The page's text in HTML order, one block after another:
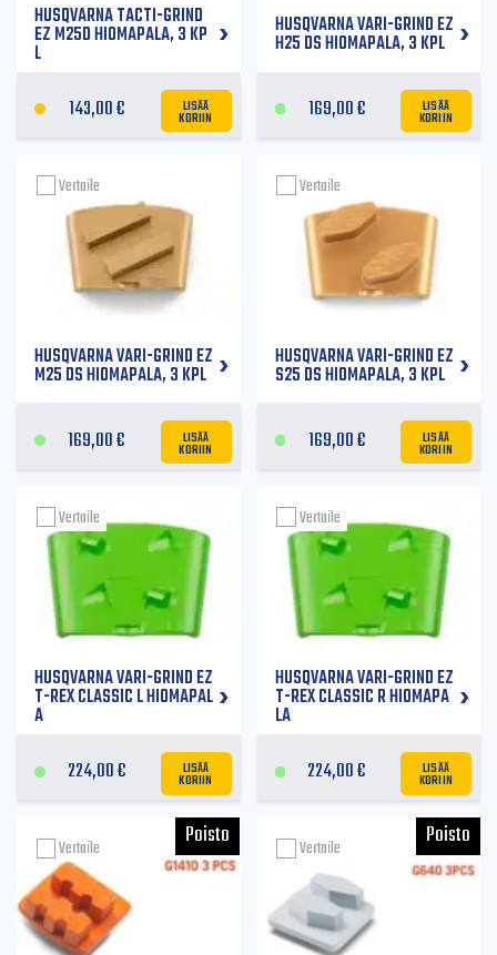
HUSQVARNA TACTI-GRIND
EZ M25D HIOMAPALA, 3 KP
L
143,00€ LISÄÄ
KORIIN
HUSQVARNA VARI-GRIND EZ
H25 DS HIOMAPALA, 3 KPL
169,00€ LISÄÄ
KORIIN
HUSQVARNA VARI-GRIND EZ
M25 DS HIOMAPALA, 3 KPL
169,00€ LISÄÄ
KORIIN
Vertaile
HUSQVARNA VARI-GRIND EZ
S25 DS HIOMAPALA, 3 KPL
169,00€ LISÄÄ
KORIIN
Vertaile
HUSQVARNA VARI-GRIND EZ
T-REX CLASSIC L HIOMAPAL
A
224,00€ LISÄÄ
KORIIN
Vertaile
HUSQVARNA VARI-GRIND EZ
T-REX CLASSIC R HIOMAPA
LA
224,00€ LISÄÄ
KORIIN
Vertaile
Vertaile Vertaile